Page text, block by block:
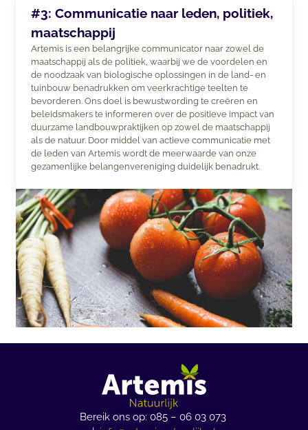
#3: Communicatie naar leden, politiek,
maatschappij
Artemis is een belangrijke communicator naar zowel de
maatschappij als de politiek, waarbij we de voordelen en
de noodzaak van biologische oplossingen in de land- en
tuinbouw benadrukken om veerkrachtige teelten te
bevorderen. Ons doel is bewustwording te creëren en
beleidsmakers te informeren over de positieve impact van
duurzame landbouwpraktijken op zowel de maatschappij
als de natuur. Door middel van actieve communicatie met
de leden van Artemis wordt de meerwaarde van onze
gezamenlijke belangenvereniging duidelijk benadrukt.
Bereik ons op: 085 – 06 03 073